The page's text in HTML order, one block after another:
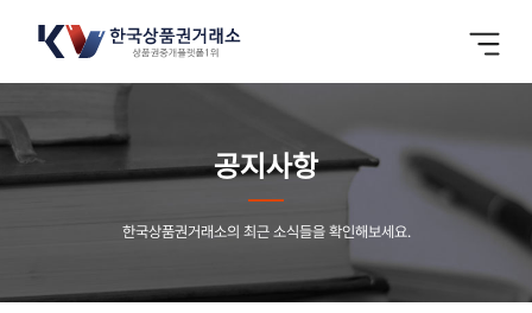
공지사항
한국상품권거래소의 최근 소식들을 확인해보세요.